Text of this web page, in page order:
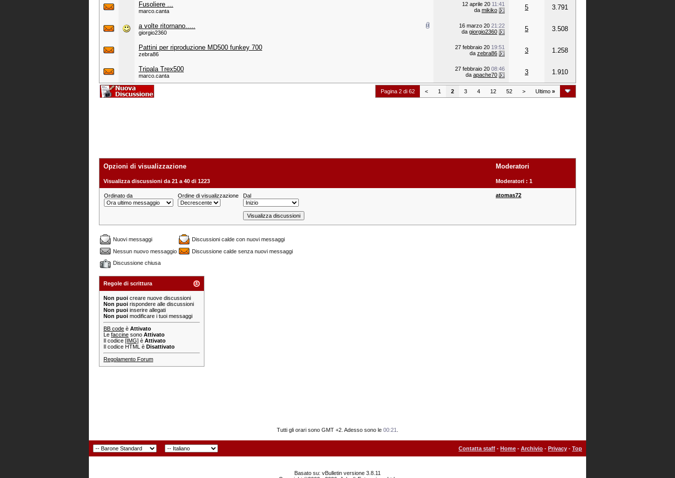
Fusoliere ...
marco.canta
12 aprile 20 11:41
da mikiko 5 3.791
a volte ritornano.....
giorgio2360
16 marzo 20 21:22
da giorgio2360 5 3.508
Pattini per riproduzione MD500 funkey 700
zebra86
27 febbraio 20 19:51
da zebra86 3 1.258
Tripala Trex500
marco.canta
27 febbraio 20 08:46
da apache70 3 1.910
Pagina 2 di 62 < 1 2 3 4 12 52 > Ultimo »
Opzioni di visualizzazione Moderatori
Visualizza discussioni da 21 a 40 di 1223 Moderatori : 1
Ordinato da Ordine di visualizzazione Dal atomas72
Nuovi messaggi
Discussioni calde con nuovi messaggi
Nessun nuovo messaggio
Discussione calde senza nuovi messaggi
Discussione chiusa
Regole di scrittura
Non puoi creare nuove discussioni
Non puoi rispondere alle discussioni
Non puoi inserire allegati
Non puoi modificare i tuoi messaggi
BB code è Attivato
Le faccine sono Attivato
Il codice [IMG] è Attivato
Il codice HTML è Disattivato
Regolamento Forum
Tutti gli orari sono GMT +2. Adesso sono le 00:21
Contatta staff - Home - Archivio - Privacy - Top
Basato su: vBulletin versione 3.8.11